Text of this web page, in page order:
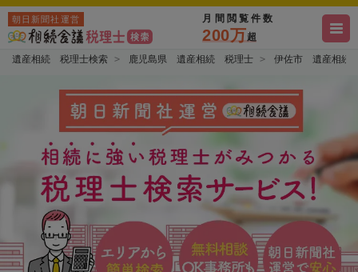
朝日新聞社運営 月間閲覧件数
200万超
遺産相続 税理士検索 鹿児島県 遺産相続 税理士 伊佐市 遺産相続